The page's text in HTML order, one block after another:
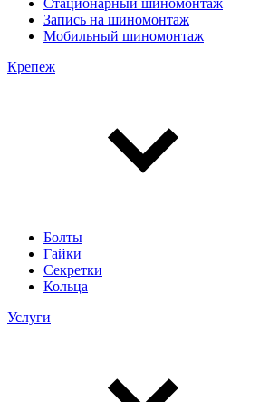
Стационарный шиномонтаж
Запись на шиномонтаж
Мобильный шиномонтаж
Крепеж
Болты
Гайки
Секретки
Кольца
Услуги